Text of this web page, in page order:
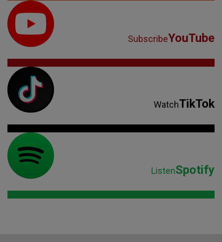
SubscribeYouTube
WatchTikTok
ListenSpotify